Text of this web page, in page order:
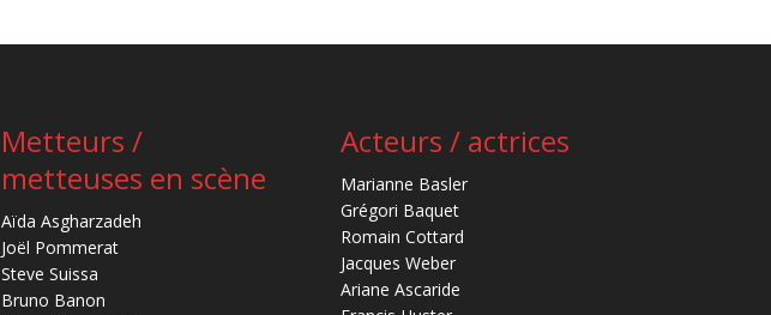
Metteurs /
metteuses en scène
Aïda Asgharzadeh
Joël Pommerat
Steve Suissa
Bruno Banon
Acteurs / actrices
Marianne Basler
Grégori Baquet
Romain Cottard
Jacques Weber
Ariane Ascaride